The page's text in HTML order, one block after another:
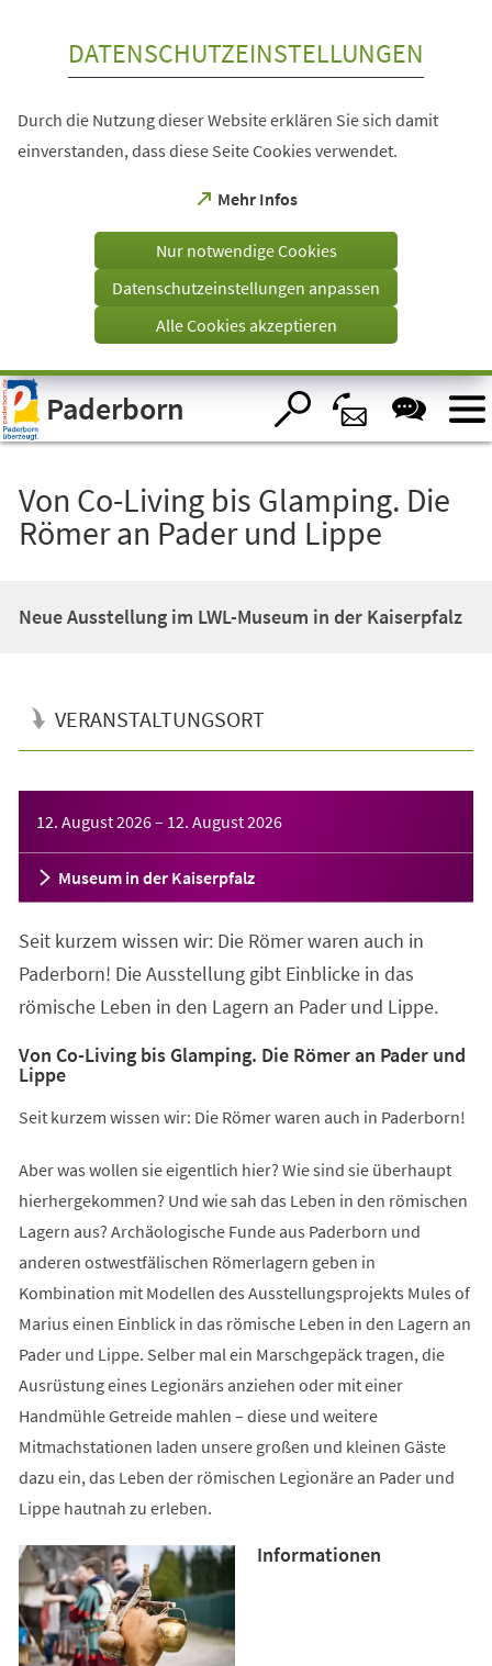
Visuelle
Assistenzsoftware
öffnen.
DATENSCHUTZEINSTELLUNGEN
Durch die Nutzung dieser Website erklären Sie sich damit
einverstanden, dass diese Seite Cookies verwendet.
Mehr Infos
(Öffnet
einem
Tab)
Nur notwendige Cookies
Datenschutzeinstellungen anpassen
Alle Cookies akzeptieren
Paderborn
Von Co-Living bis Glamping. Die
Römer an Pader und Lippe
Neue Ausstellung im LWL-Museum in der Kaiserpfalz
VERANSTALTUNGSORT
12. August 2026– 12. August 2026
Museum in der Kaiserpfalz
Seit kurzem wissen wir: Die Römer waren auch in
Paderborn! Die Ausstellung gibt Einblicke in das
römische Leben in den Lagern an Pader und Lippe.
Von Co-Living bis Glamping. Die Römer an Pader und
Lippe
Seit kurzem wissen wir: Die Römer waren auch in Paderborn!
Aber was wollen sie eigentlich hier? Wie sind sie überhaupt
hierhergekommen? Und wie sah das Leben in den römischen
Lagern aus? Archäologische Funde aus Paderborn und
anderen ostwestfälischen Römerlagern geben in
Kombination mit Modellen des Ausstellungsprojekts Mules of
Marius einen Einblick in das römische Leben in den Lagern an
Pader und Lippe. Selber mal ein Marschgepäck tragen, die
Ausrüstung eines Legionärs anziehen oder mit einer
Handmühle Getreide mahlen – diese und weitere
Mitmachstationen laden unsere großen und kleinen Gäste
dazu ein, das Leben der römischen Legionäre an Pader und
Lippe hautnah zu erleben.
Informationen